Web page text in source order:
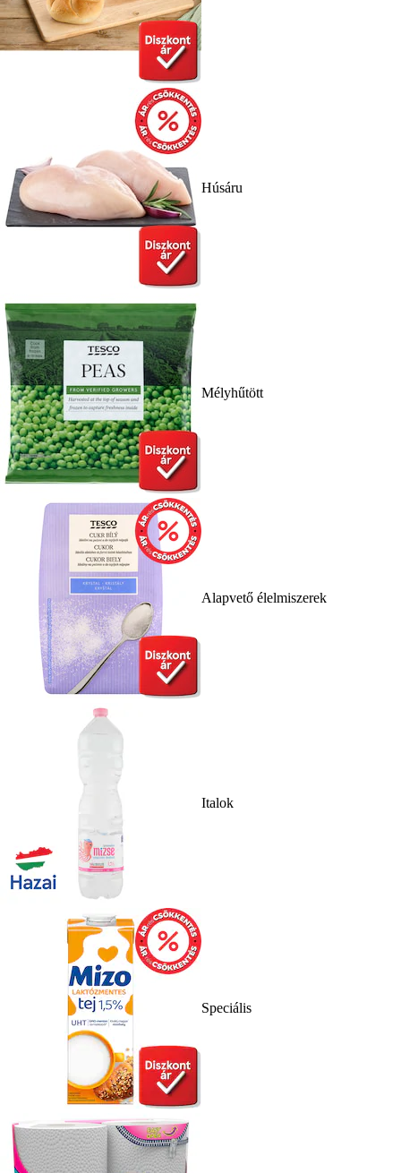
Húsáru
Mélyhűtött
Alapvető élelmiszerek
Italok
Speciális